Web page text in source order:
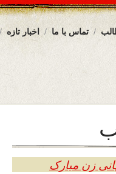
اخبار تازه تماس با ما
زن مبارک